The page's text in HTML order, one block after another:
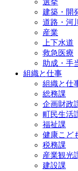
選挙
建築・開
道路・河川
産業
上下水道
救急医療
助成・手
組織と仕事
組織と仕
総務課
企画財政
町民生活
福祉課
健康こど
税務課
産業観光
建設課